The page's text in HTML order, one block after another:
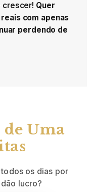
crescer! Quer
com apenas
perdendo de
de Uma
os dias por
lucro?